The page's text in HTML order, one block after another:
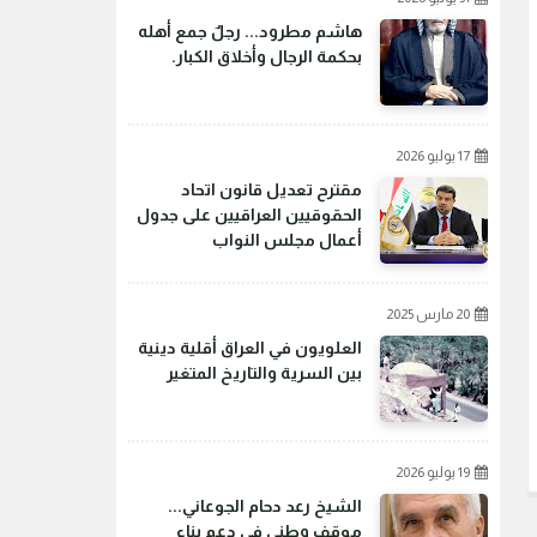
هاشم مطرود... رجلٌ جمع أهله
بحكمة الرجال وأخلاق الكبار.
17 يوليو 2026
مقترح تعديل قانون اتحاد
الحقوقيين العراقيين على جدول
أعمال مجلس النواب
20 مارس 2025
العلويون في العراق أقلية دينية
بين السرية والتاريخ المتغير
19 يوليو 2026
الشيخ رعد دحام الجوعاني...
موقف وطني في دعم بناء